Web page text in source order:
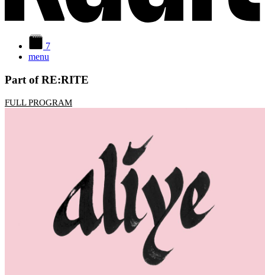
7
menu
Part of RE:RITE
FULL PROGRAM